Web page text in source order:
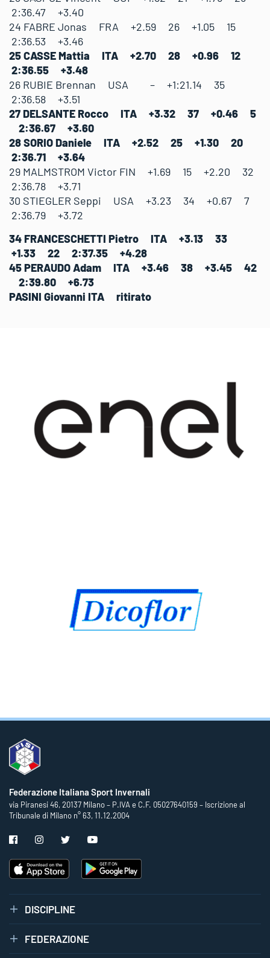
2:36.47 +3.40
24 FABRE Jonas FRA +2.59 26 +1.05 15
2:36.53 +3.46
25 CASSE Mattia ITA +2.70 28 +0.96 12
2:36.55 +3.48
26 RUBIE Brennan USA – +1:21.14 35
2:36.58 +3.51
27 DELSANTE Rocco ITA +3.32 37 +0.46 5
2:36.67 +3.60
28 SORIO Daniele ITA +2.52 25 +1.30 20
2:36.71 +3.64
29 MALMSTROM Victor FIN +1.69 15 +2.20 32
2:36.78 +3.71
30 STIEGLER Seppi USA +3.23 34 +0.67 7
2:36.79 +3.72
34 FRANCESCHETTI Pietro ITA +3.13 33
+1.33 22 2:37.35 +4.28
45 PERAUDO Adam ITA +3.46 38 +3.45 42
2:39.80 +6.73
PASINI Giovanni ITA ritirato
Federazione Italiana Sport Invernali
via Piranesi 46, 20137 Milano – P.IVA e C.F. 05027640159 – Iscrizione al
Tribunale di Milano n° 63, 11.12.2004
DISCIPLINE
FEDERAZIONE